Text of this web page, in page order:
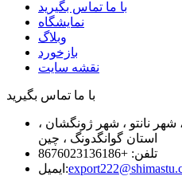
با ما تماس بگیرید
نمایشگاه
وبلاگ
بازخورد
نقشه سایت
با ما تماس بگیرید
نانتو ، شهر ژونگشان ،
استان گوانگدونگ ، چین
تلفن: +8676023136186
ایمیل: